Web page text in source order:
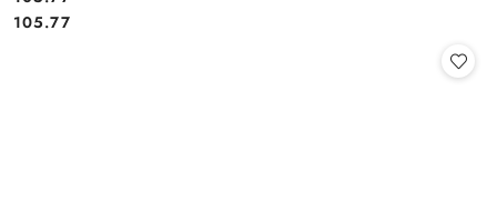
Cena:
Cena:
105.77